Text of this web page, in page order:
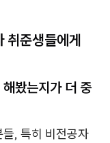
취준생들에게
봤는지가 더 중
, 특히 비전공자